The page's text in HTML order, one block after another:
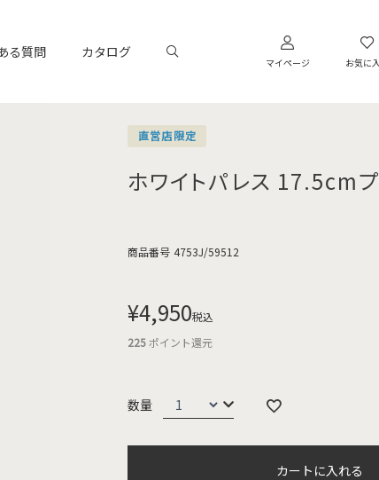
る質問 カタログ
マイページ お気に
直営店限定
ホワイトパレス 17.5cm
商品番号 4753J/59512
¥4,950税込
225ポイント還元
カートに入れる